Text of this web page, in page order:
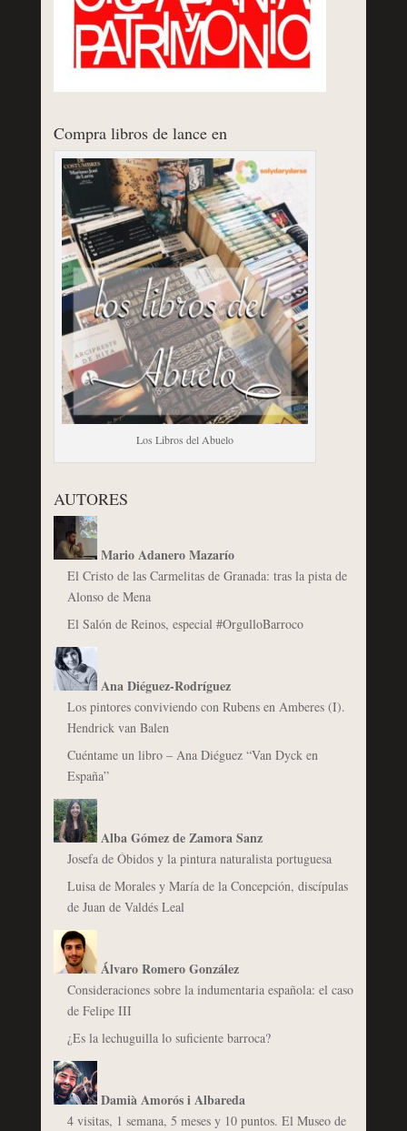
Compra libros de lance en
Los Libros del Abuelo
AUTORES
Mario Adanero Mazarío
El Cristo de las Carmelitas de Granada: tras la pista de
Alonso de Mena
El Salón de Reinos, especial #OrgulloBarroco
Ana Diéguez-Rodríguez
Los pintores conviviendo con Rubens en Amberes (I).
Hendrick van Balen
Cuéntame un libro – Ana Diéguez “Van Dyck en
España”
Alba Gómez de Zamora Sanz
Josefa de Óbidos y la pintura naturalista portuguesa
Luisa de Morales y María de la Concepción, discípulas
de Juan de Valdés Leal
Álvaro Romero González
Consideraciones sobre la indumentaria española: el caso
de Felipe III
¿Es la lechuguilla lo suficiente barroca?
Damià Amorós i Albareda
4 visitas, 1 semana, 5 meses y 10 puntos. El Museo de